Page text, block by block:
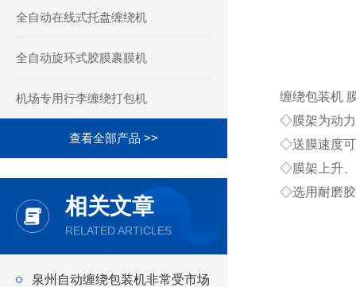
全自动在线式托盘缠绕机
全自动旋环式胶膜裹膜机
机场专用行李缠绕打包机
查看全部产品 >>
相关文章
RELATED ARTICLES
泉州自动缠绕包装机非常受市场
缠绕包装机
◇膜架为动力
◇送膜速度可
◇膜架上升
◇选用耐磨